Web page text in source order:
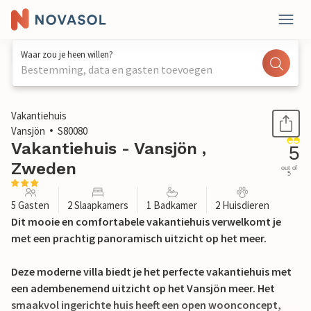
Waar zou je heen willen?
Bestemming, data en gasten toevoegen
1 / 23
Vakantiehuis
Vansjön
S80080
Vakantiehuis - Vansjön ,
Zweden
5
out of
5
5 Gasten 2 Slaapkamers 1 Badkamer 2 Huisdieren
Dit mooie en comfortabele vakantiehuis verwelkomt je
met een prachtig panoramisch uitzicht op het meer.
Deze moderne villa biedt je het perfecte vakantiehuis met
een adembenemend uitzicht op het Vansjön meer. Het
smaakvol ingerichte huis heeft een open woonconcept,